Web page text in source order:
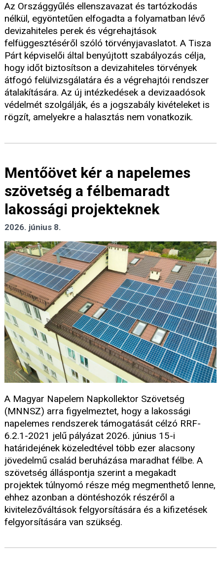
Az Országgyűlés ellenszavazat és tartózkodás
nélkül, egyöntetűen elfogadta a folyamatban lévő
devizahiteles perek és végrehajtások
felfüggesztéséről szóló törvényjavaslatot. A Tisza
Párt képviselői által benyújtott szabályozás célja,
hogy időt biztosítson a devizahiteles törvények
átfogó felülvizsgálatára és a végrehajtói rendszer
átalakítására. Az új intézkedések a devizaadósok
védelmét szolgálják, és a jogszabály kivételeket is
rögzít, amelyekre a halasztás nem vonatkozik.
Mentőövet kér a napelemes
szövetség a félbemaradt
lakossági projekteknek
2026. június 8.
A Magyar Napelem Napkollektor Szövetség
(MNNSZ) arra figyelmeztet, hogy a lakossági
napelemes rendszerek támogatását célzó RRF-
6.2.1-2021 jelű pályázat 2026. június 15-i
határidejének közeledtével több ezer alacsony
jövedelmű család beruházása maradhat félbe. A
szövetség álláspontja szerint a megakadt
projektek túlnyomó része még megmenthető lenne,
ehhez azonban a döntéshozók részéről a
kivitelezőváltások felgyorsítására és a kifizetések
felgyorsítására van szükség.